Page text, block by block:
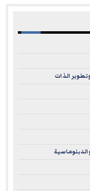
الذات